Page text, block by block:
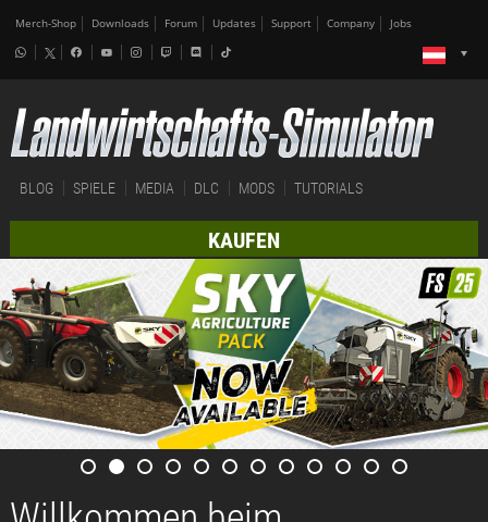
Merch-Shop Downloads Forum Updates Support Company Jobs
BLOG SPIELE MEDIA DLC MODS TUTORIALS
KAUFEN